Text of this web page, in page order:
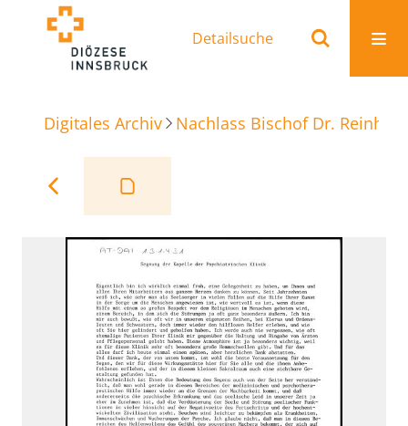
Detailsuche
Digitales Archiv Nachlass Bischof Dr.